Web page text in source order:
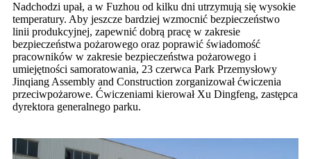
Nadchodzi upał, a w Fuzhou od kilku dni utrzymują się wysokie
temperatury. Aby jeszcze bardziej wzmocnić bezpieczeństwo
linii produkcyjnej, zapewnić dobrą pracę w zakresie
bezpieczeństwa pożarowego oraz poprawić świadomość
pracowników w zakresie bezpieczeństwa pożarowego i
umiejętności samoratowania, 23 czerwca Park Przemysłowy
Jinqiang Assembly and Construction zorganizował ćwiczenia
przeciwpożarowe. Ćwiczeniami kierował Xu Dingfeng, zastępca
dyrektora generalnego parku.